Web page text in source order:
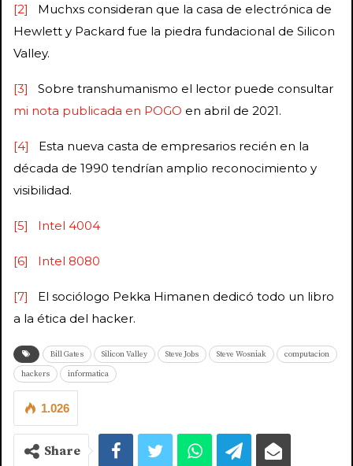
[2]
Muchxs consideran que la casa de electrónica de
Hewlett y Packard fue la piedra fundacional de Silicon
Valley.
[3]
Sobre transhumanismo el lector puede consultar
mi nota publicada en POGO en abril de 2021.
[4]
Esta nueva casta de empresarios recién en la
década de 1990 tendrían amplio reconocimiento y
visibilidad.
[5] Intel 4004
[6] Intel 8080
[7]
El sociólogo Pekka Himanen dedicó todo un libro
a la ética del hacker.
Bill Gates Silicon Valley Steve Jobs Steve Wosniak computacion
hackers informatica
1.026
Share